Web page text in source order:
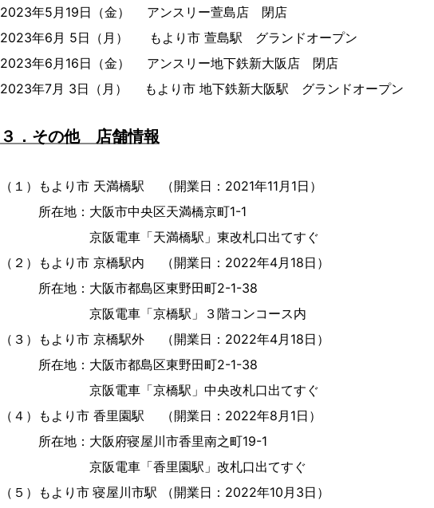
2023年5月19日（金） アンスリー萱島店 閉店
2023年6月 5日（月） もより市 萱島駅 グランドオープン
2023年6月16日（金） アンスリー地下鉄新大阪店 閉店
2023年7月 3日（月） もより市 地下鉄新大阪駅 グランドオープン
３．その他 店舗情報
（１）もより市 天満橋駅 （開業日：2021年11月1日）
所在地：大阪市中央区天満橋京町1-1
京阪電車「天満橋駅」東改札口出てすぐ
（２）もより市 京橋駅内 （開業日：2022年4月18日）
所在地：大阪市都島区東野田町2-1-38
京阪電車「京橋駅」３階コンコース内
（３）もより市 京橋駅外 （開業日：2022年4月18日）
所在地：大阪市都島区東野田町2-1-38
京阪電車「京橋駅」中央改札口出てすぐ
（４）もより市 香里園駅 （開業日：2022年8月1日）
所在地：大阪府寝屋川市香里南之町19-1
京阪電車「香里園駅」改札口出てすぐ
（５）もより市 寝屋川市駅 （開業日：2022年10月3日）